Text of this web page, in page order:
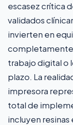
escasez crítica
validados
invierten en
completamente
trabajo digital o
plazo. La
impresora
total de
incluyen